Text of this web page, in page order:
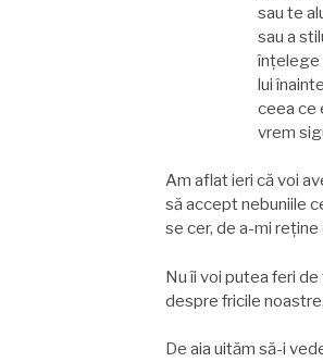
sau te
sau a
înțelege
lui
ceea ce
vrem
Am aflat ieri că voi
să accept nebuniile
se cer, de a-mi
Nu îi voi putea feri
despre fricile
De aia uităm să-i